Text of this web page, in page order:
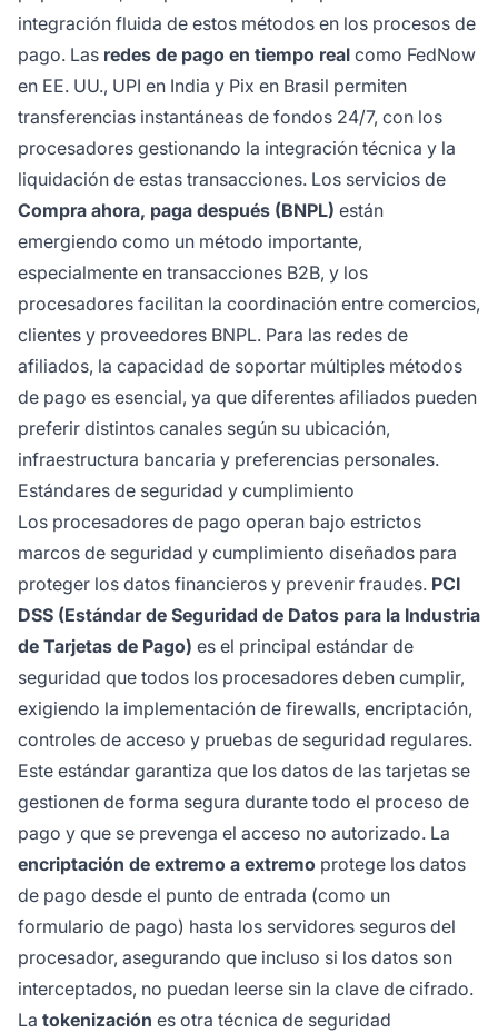
integración fluida de estos métodos en los procesos de
pago. Las redes de pago en tiempo real como FedNow
en EE. UU., UPI en India y Pix en Brasil permiten
transferencias instantáneas de fondos 24/7, con los
procesadores gestionando la integración técnica y la
liquidación de estas transacciones. Los servicios de
Compra ahora, paga después (BNPL) están
emergiendo como un método importante,
especialmente en transacciones B2B, y los
procesadores facilitan la coordinación entre comercios,
clientes y proveedores BNPL. Para las redes de
afiliados, la capacidad de soportar múltiples métodos
de pago es esencial, ya que diferentes afiliados pueden
preferir distintos canales según su ubicación,
infraestructura bancaria y preferencias personales.
Estándares de seguridad y cumplimiento
Los procesadores de pago operan bajo estrictos
marcos de seguridad y cumplimiento diseñados para
proteger los datos financieros y prevenir fraudes. PCI
DSS (Estándar de Seguridad de Datos para la Industria
de Tarjetas de Pago) es el principal estándar de
seguridad que todos los procesadores deben cumplir,
exigiendo la implementación de firewalls, encriptación,
controles de acceso y pruebas de seguridad regulares.
Este estándar garantiza que los datos de las tarjetas se
gestionen de forma segura durante todo el proceso de
pago y que se prevenga el acceso no autorizado. La
encriptación de extremo a extremo protege los datos
de pago desde el punto de entrada (como un
formulario de pago) hasta los servidores seguros del
procesador, asegurando que incluso si los datos son
interceptados, no puedan leerse sin la clave de cifrado.
La tokenización es otra técnica de seguridad